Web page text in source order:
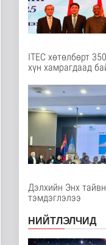
2
2
6000
зам
2
Улс
ITEC хөтөлбөрт
хүн хамрагдаад
Дэлхийн Энх
тэмдэглэлээ
НИЙТЛЭЛЧИД